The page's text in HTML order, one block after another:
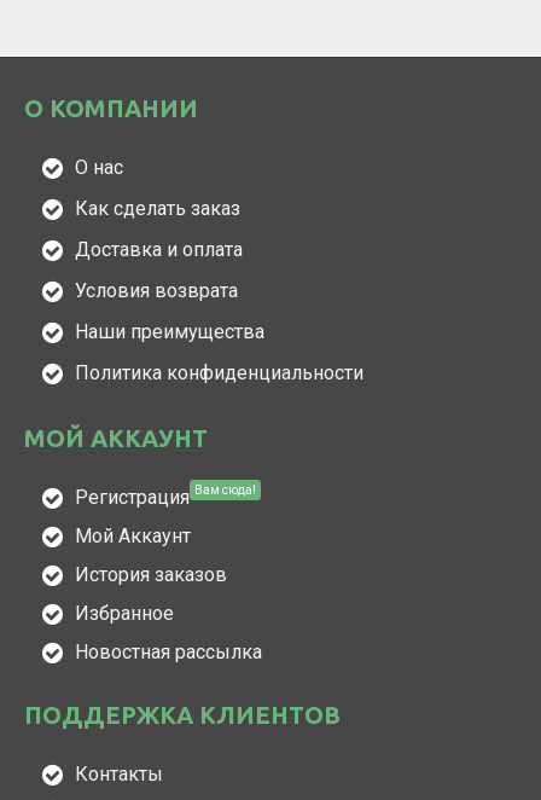
О КОМПАНИИ
О нас
Как сделать заказ
Доставка и оплата
Условия возврата
Наши преимущества
Политика конфиденциальности
МОЙ АККАУНТ
Регистрация Вам сюда!
Мой Аккаунт
История заказов
Избранное
Новостная рассылка
ПОДДЕРЖКА КЛИЕНТОВ
Контакты